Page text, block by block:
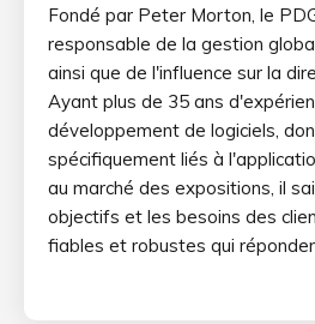
Fondé par Peter Morton, le
responsable de la gestion
ainsi que de l'influence sur la
Ayant plus de 35 ans
développement de logiciels,
spécifiquement liés à
au marché des expositions, il
objectifs et les besoins des
fiables et robustes qui